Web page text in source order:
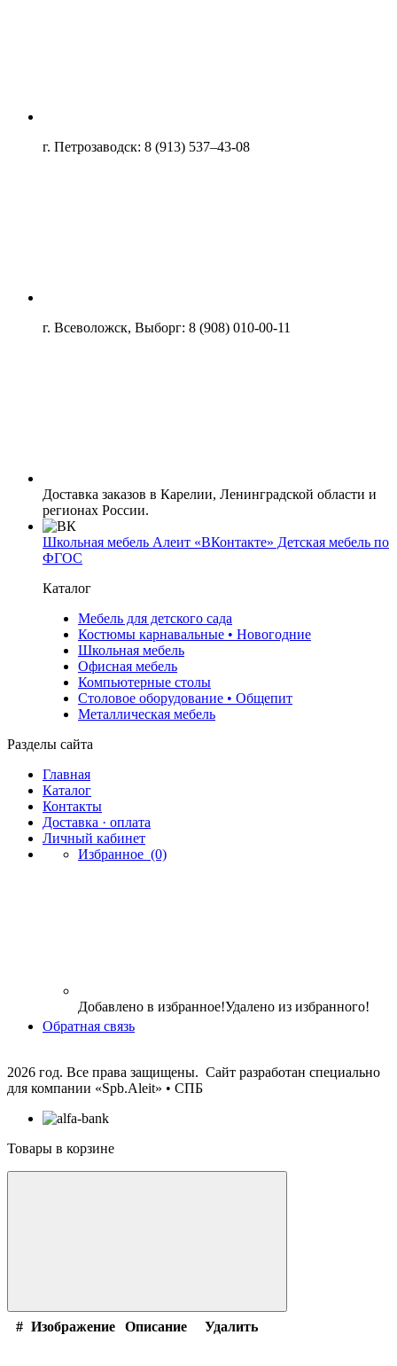
г. Петрозаводск: 8 (913) 537–43-08
г. Всеволожск, Выборг: 8 (908) 010-00-11
Доставка заказов в Карелии, Ленинградской области и
регионах России.
Школьная мебель Алеит «ВКонтакте» Детская мебель по
ФГОС
Каталог
Мебель для детского сада
Костюмы карнавальные • Новогодние
Школьная мебель
Офисная мебель
Компьютерные столы
Столовое оборудование • Общепит
Металлическая мебель
Разделы сайта
Главная
Каталог
Контакты
Доставка · оплата
Личный кабинет
Избранное (0)
Добавлено в избранное!Удалено из избранного!
Обратная связь
2026 год. Все права защищены. Сайт разработан специально
для компании «Spb.Aleit» • СПБ
Товары в корзине
# Изображение Описание Удалить